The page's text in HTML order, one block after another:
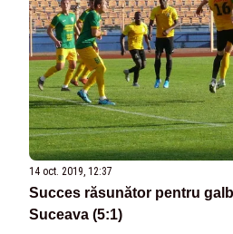
14 oct. 2019, 12:37
Succes răsunător pentru
Suceava (5:1)